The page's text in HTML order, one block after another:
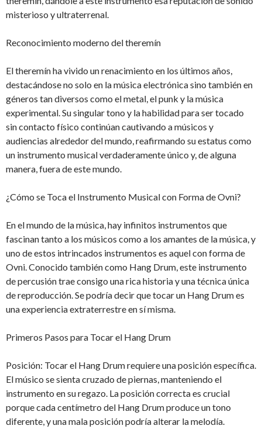
misterioso y ultraterrenal.
Reconocimiento moderno del theremín
El theremín ha vivido un renacimiento en los últimos años,
destacándose no solo en la música electrónica sino también en
géneros tan diversos como el metal, el punk y la música
experimental. Su singular tono y la habilidad para ser tocado
sin contacto físico continúan cautivando a músicos y
audiencias alrededor del mundo, reafirmando su estatus como
un instrumento musical verdaderamente único y, de alguna
manera, fuera de este mundo.
¿Cómo se Toca el Instrumento Musical con Forma de Ovni?
En el mundo de la música, hay infinitos instrumentos que
fascinan tanto a los músicos como a los amantes de la música, y
uno de estos intrincados instrumentos es aquel con forma de
Ovni. Conocido también como Hang Drum, este instrumento
de percusión trae consigo una rica historia y una técnica única
de reproducción. Se podría decir que tocar un Hang Drum es
una experiencia extraterrestre en sí misma.
Primeros Pasos para Tocar el Hang Drum
Posición: Tocar el Hang Drum requiere una posición específica.
El músico se sienta cruzado de piernas, manteniendo el
instrumento en su regazo. La posición correcta es crucial
porque cada centímetro del Hang Drum produce un tono
diferente, y una mala posición podría alterar la melodía.